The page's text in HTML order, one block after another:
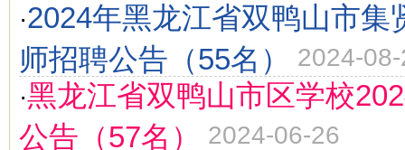
·2024年黑龙江省双鸭山市集
师招聘公告（55名）
2024-
·黑龙江省双鸭山市区学校
公告（57名）
2024-06-26